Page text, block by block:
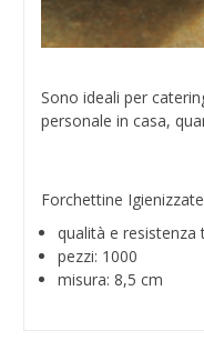
Sono ideali per
personale in casa,
Forchettine
qualità e resistenza
pezzi: 1000
misura: 8,5 cm